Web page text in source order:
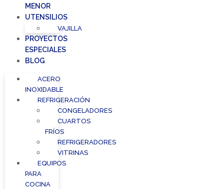
MENOR
UTENSILIOS
VAJILLA
PROYECTOS
ESPECIALES
BLOG
ACERO
INOXIDABLE
REFRIGERACIÓN
CONGELADORES
CUARTOS
FRÍOS
REFRIGERADORES
VITRINAS
EQUIPOS
PARA
COCINA